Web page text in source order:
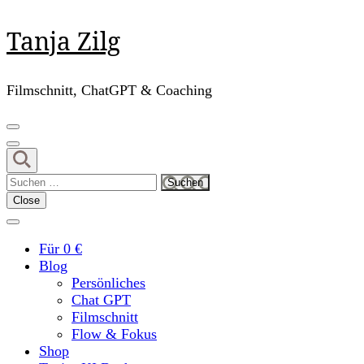
Skip
to
(Press
Enter)
Tanja Zilg
Filmschnitt, ChatGPT & Coaching
Suchen
nach:
Close
Für 0 €
Blog
Persönliches
Chat GPT
Filmschnitt
Flow & Fokus
Shop